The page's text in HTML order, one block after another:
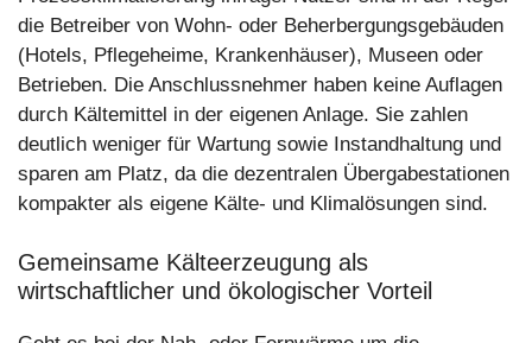
die Betreiber von Wohn- oder Beherbergungsgebäuden
(Hotels, Pflegeheime, Krankenhäuser), Museen oder
Betrieben. Die Anschlussnehmer haben keine Auflagen
durch Kältemittel in der eigenen Anlage. Sie zahlen
deutlich weniger für Wartung sowie Instandhaltung und
sparen am Platz, da die dezentralen Übergabestationen
kompakter als eigene Kälte- und Klimalösungen sind.
Gemeinsame Kälteerzeugung als
wirtschaftlicher und ökologischer Vorteil